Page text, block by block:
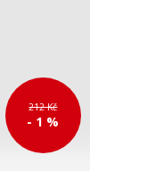
212 Kč
- 1 %